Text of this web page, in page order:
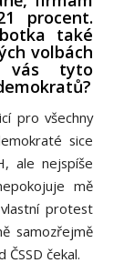
procent.
také
volbách
vás tyto
pro všechny
sice
ale nejspíše
mě
protest
samozřejmě
čekal.